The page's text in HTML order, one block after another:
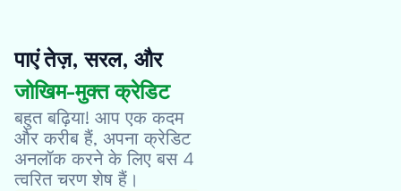
पाएं तेज़, सरल, और
जोखिम-मुक्त क्रेडिट
बहुत बढ़िया! आप एक कदम
और करीब हैं, अपना क्रेडिट
अनलॉक करने के लिए बस 4
त्वरित चरण शेष हैं।